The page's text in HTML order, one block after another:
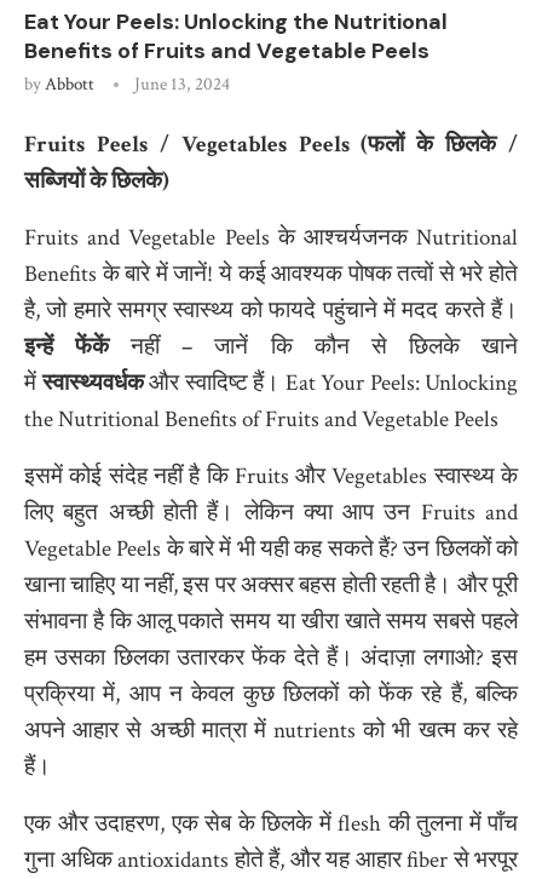
Eat Your Peels: Unlocking the Nutritional
Benefits of Fruits and Vegetable Peels
byAbbott June 13, 2024
Fruits Peels / Vegetables Peels (फलों के छिलके /
सब्जियों के छिलके)
Fruits and Vegetable Peels के आश्चर्यजनक Nutritional
Benefits के बारे में जानें! ये कई आवश्यक पोषक तत्वों से भरे होते
है, जो हमारे समग्र स्वास्थ्य को फायदे पहुंचाने में मदद करते हैं।
इन्हें फेंकेंनहीं– जानें कि कौन से छिलके खाने
मेंस्वास्थ्यवर्धकऔर स्वादिष्ट हैं। Eat Your Peels: Unlocking
the Nutritional Benefits of Fruits and Vegetable Peels
इसमें कोई संदेह नहीं है कि Fruits और Vegetables स्वास्थ्य के
लिए बहुत अच्छी होती हैं। लेकिन क्या आप उन Fruits and
Vegetable Peels के बारे में भी यही कह सकते हैं? उन छिलकों को
खाना चाहिए या नहीं, इस पर अक्सर बहस होती रहती है। और पूरी
संभावना है कि आलू पकाते समय या खीरा खाते समय सबसे पहले
हम उसका छिलका उतारकर फेंक देते हैं। अंदाज़ा लगाओ? इस
प्रक्रिया में, आप न केवल कुछ छिलकों को फेंक रहे हैं, बल्कि
अपने आहार से अच्छी मात्रा में nutrients को भी खत्म कर रहे
हैं।
एक और उदाहरण, एक सेब के छिलके में flesh की तुलना में पाँच
गुना अधिक antioxidants होते हैं, और यह आहार fiber से भरपूर